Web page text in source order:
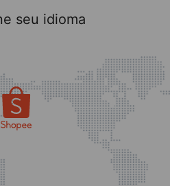
seu idioma